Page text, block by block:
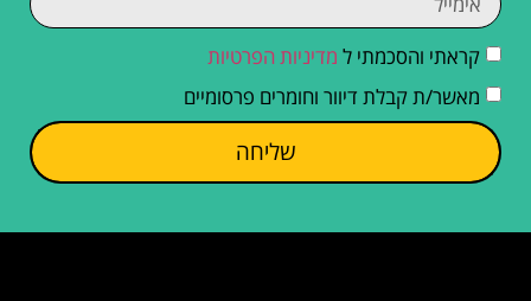
קראתי והסכמתי ל מדיניות הפרטיות
מאשר/ת קבלת דיוור וחומרים פרסומיים
שליחה